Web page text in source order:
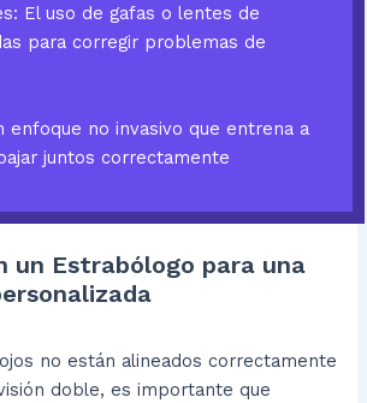
El uso de gafas o lentes de
para corregir problemas de
enfoque no invasivo que entrena a
juntos correctamente
un Estrabólogo para una
no están alineados correctamente
doble, es importante que